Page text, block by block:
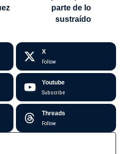
parte de lo
sustraído
X
Follow
Youtube
Subscribe
Threads
Follow